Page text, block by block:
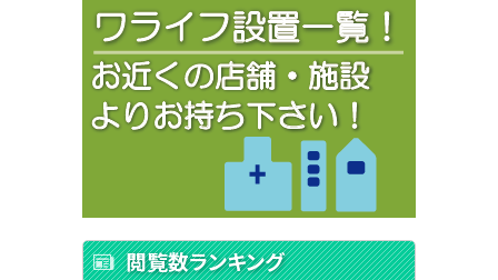
閲覧数ランキング